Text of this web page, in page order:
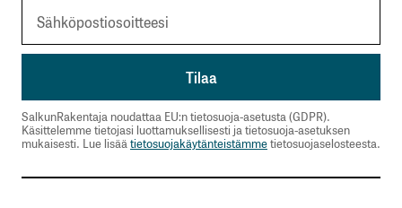
Kommentti*
Nimesi tai nimimerkkisi*
SalkunRakentaja noudattaa EU:n tietosuoja-asetusta (GDPR).
Käsittelemme tietojasi luottamuksellisesti ja tietosuoja-asetuksen
mukaisesti. Lue lisää tietosuojakäytänteistämmetietosuojaselosteesta.